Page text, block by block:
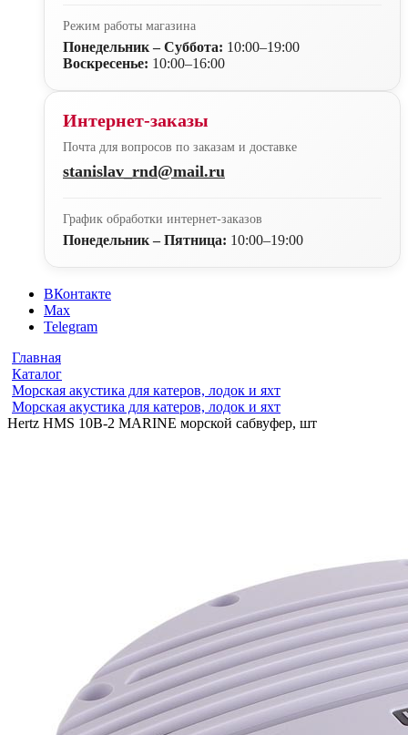
Режим работы магазина
Понедельник – Суббота: 10:00–19:00
Воскресенье: 10:00–16:00
Интернет-заказы
Почта для вопросов по заказам и доставке
stanislav_rnd@mail.ru
График обработки интернет-заказов
Понедельник – Пятница: 10:00–19:00
ВКонтакте
Max
Telegram
Главная
Каталог
Морская акустика для катеров, лодок и яхт
Морская акустика для катеров, лодок и яхт
Hertz HMS 10B-2 MARINE морской сабвуфер, шт